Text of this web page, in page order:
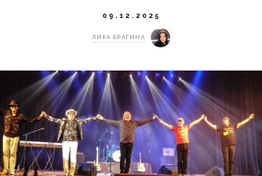
09.12.2025
ЛИКА БРАГИНА